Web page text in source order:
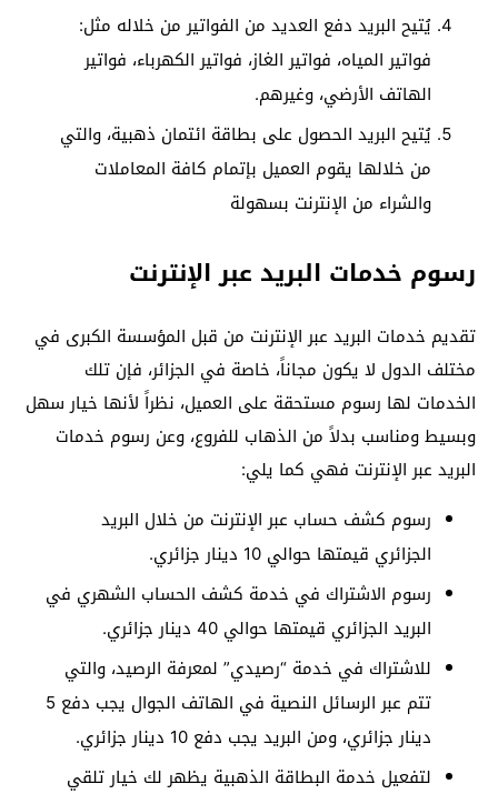
يُتيح البريد دفع العديد من الفواتير من خلاله مثل:
فواتير المياه، فواتير الغاز، فواتير الكهرباء، فواتير
الهاتف الأرضي، وغيرهم.
يُتيح البريد الحصول على بطاقة ائتمان ذهبية، والتي
من خلالها يقوم العميل بإتمام كافة المعاملات
والشراء من الإنترنت بسهولة
رسوم خدمات البريد عبر الإنترنت
تقديم خدمات البريد عبر الإنترنت من قبل المؤسسة الكبرى في
مختلف الدول لا يكون مجاناً، خاصة في الجزائر، فإن تلك
الخدمات لها رسوم مستحقة على العميل، نظراً لأنها خيار سهل
وبسيط ومناسب بدلاً من الذهاب للفروع، وعن رسوم خدمات
البريد عبر الإنترنت فهي كما يلي:
رسوم كشف حساب عبر الإنترنت من خلال البريد
الجزائري قيمتها حوالي 10 دينار جزائري.
رسوم الاشتراك في خدمة كشف الحساب الشهري في
البريد الجزائري قيمتها حوالي 40 دينار جزائري.
للاشتراك في خدمة “رصيدي” لمعرفة الرصيد، والتي
تتم عبر الرسائل النصية في الهاتف الجوال يجب دفع 5
دينار جزائري، ومن البريد يجب دفع 10 دينار جزائري.
لتفعيل خدمة البطاقة الذهبية يظهر لك خيار تلقي